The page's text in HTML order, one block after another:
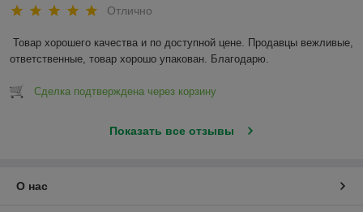
Отлично
Товар хорошего качества и по доступной цене. Продавцы вежливые,
ответственные, товар хорошо упакован. Благодарю.
Сделка подтверждена через корзину
Показать все отзывы
О нас